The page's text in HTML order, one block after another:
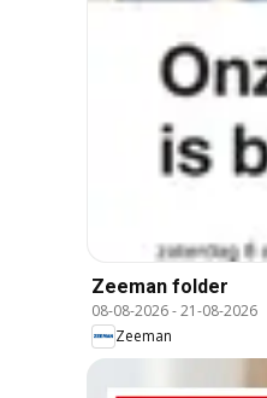
Zeeman folder
08-08-2026-21-08-2026
Zeeman